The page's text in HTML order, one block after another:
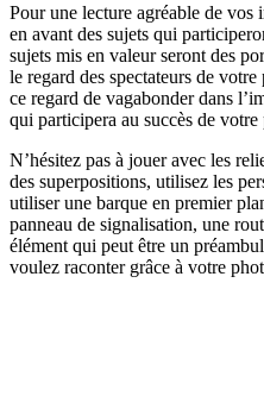
Pour une lecture agréable de vos
en avant des sujets qui
sujets mis en valeur seront des
le regard des spectateurs de
ce regard de vagabonder dans
qui participera au succès de votre
N’hésitez pas à jouer avec les
des superpositions, utilisez les
utiliser une barque en premier
panneau de signalisation, une
élément qui peut être un
voulez raconter grâce à votre